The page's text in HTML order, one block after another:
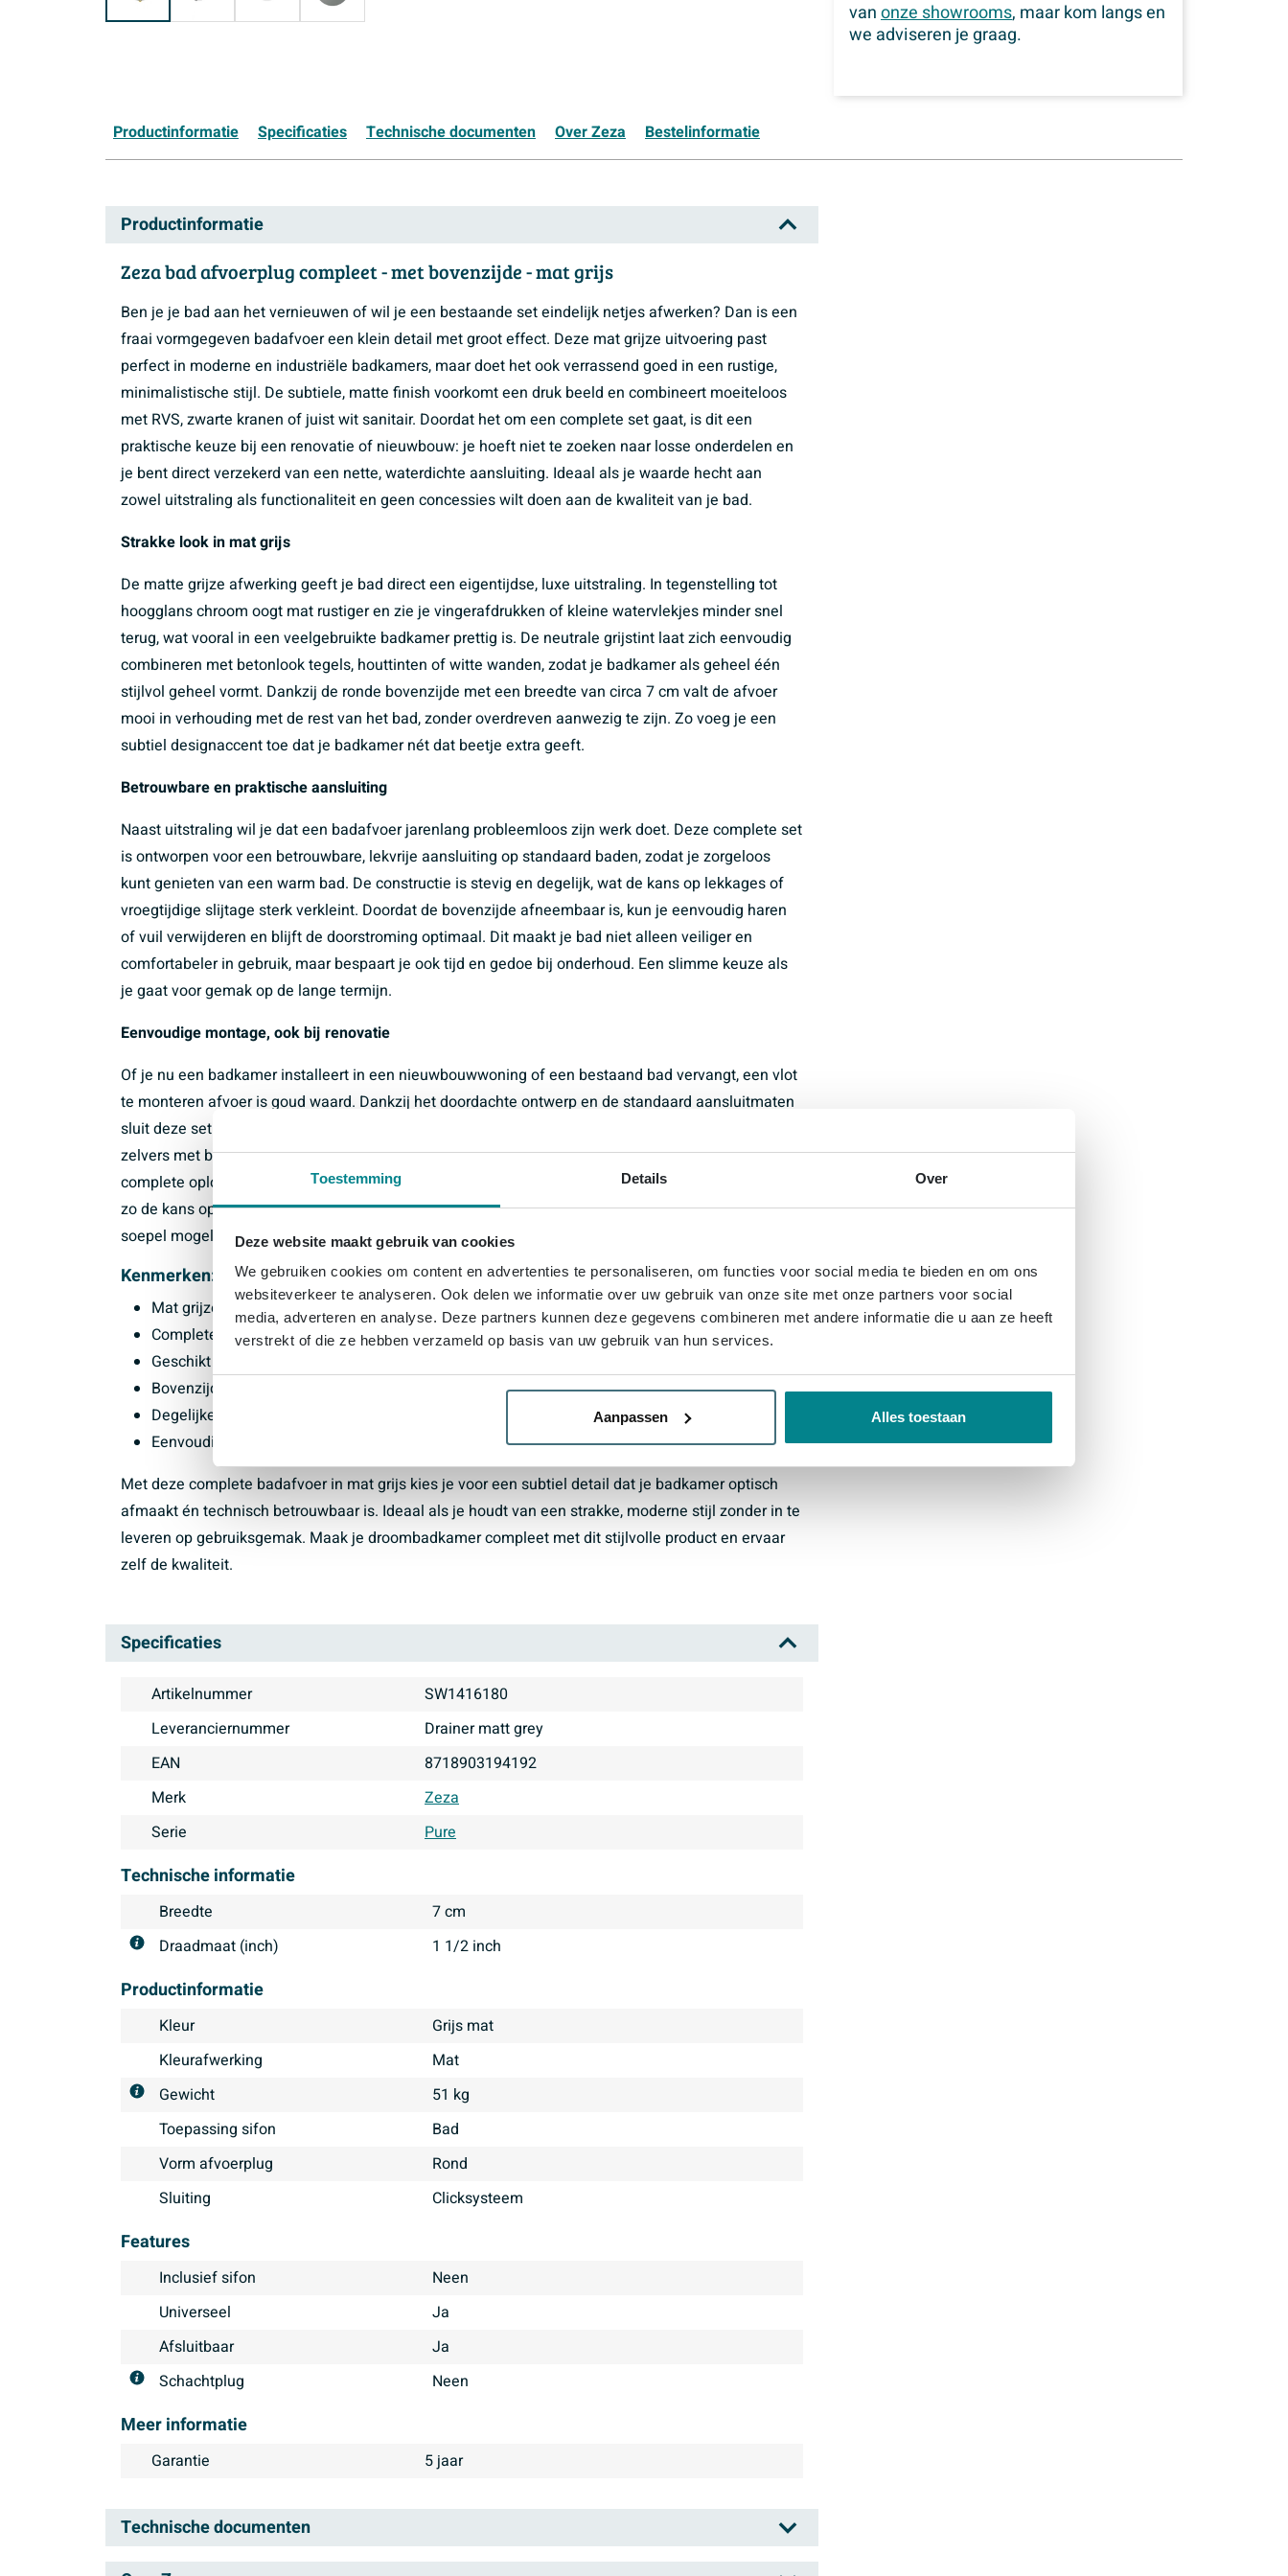
Toestemming Details Over
Deze website maakt gebruik van cookies
We gebruiken cookies om content en advertenties te personaliseren, om functies voor social media te bieden en om ons
websiteverkeer te analyseren. Ook delen we informatie over uw gebruik van onze site met onze partners voor social
media, adverteren en analyse. Deze partners kunnen deze gegevens combineren met andere informatie die u aan ze heeft
verstrekt of die ze hebben verzameld op basis van uw gebruik van hun services.
Aanpassen Alles toestaan
vanonze showrooms, maar kom langs en
we adviseren je graag.
Productinformatie Specificaties Technische documenten Over Zeza Bestelinformatie
Productinformatie
Zeza bad afvoerplug compleet - met bovenzijde - mat grijs
Ben je je bad aan het vernieuwen of wil je een bestaande set eindelijk netjes afwerken? Dan is een
fraai vormgegeven badafvoer een klein detail met groot effect. Deze mat grijze uitvoering past
perfect in moderne en industriële badkamers, maar doet het ook verrassend goed in een rustige,
minimalistische stijl. De subtiele, matte finish voorkomt een druk beeld en combineert moeiteloos
met RVS, zwarte kranen of juist wit sanitair. Doordat het om een complete set gaat, is dit een
praktische keuze bij een renovatie of nieuwbouw: je hoeft niet te zoeken naar losse onderdelen en
je bent direct verzekerd van een nette, waterdichte aansluiting. Ideaal als je waarde hecht aan
zowel uitstraling als functionaliteit en geen concessies wilt doen aan de kwaliteit van je bad.
Strakke look in mat grijs
De matte grijze afwerking geeft je bad direct een eigentijdse, luxe uitstraling. In tegenstelling tot
hoogglans chroom oogt mat rustiger en zie je vingerafdrukken of kleine watervlekjes minder snel
terug, wat vooral in een veelgebruikte badkamer prettig is. De neutrale grijstint laat zich eenvoudig
combineren met betonlook tegels, houttinten of witte wanden, zodat je badkamer als geheel één
stijlvol geheel vormt. Dankzij de ronde bovenzijde met een breedte van circa 7 cm valt de afvoer
mooi in verhouding met de rest van het bad, zonder overdreven aanwezig te zijn. Zo voeg je een
subtiel designaccent toe dat je badkamer nét dat beetje extra geeft.
Betrouwbare en praktische aansluiting
Naast uitstraling wil je dat een badafvoer jarenlang probleemloos zijn werk doet. Deze complete set
is ontworpen voor een betrouwbare, lekvrije aansluiting op standaard baden, zodat je zorgeloos
kunt genieten van een warm bad. De constructie is stevig en degelijk, wat de kans op lekkages of
vroegtijdige slijtage sterk verkleint. Doordat de bovenzijde afneembaar is, kun je eenvoudig haren
of vuil verwijderen en blijft de doorstroming optimaal. Dit maakt je bad niet alleen veiliger en
comfortabeler in gebruik, maar bespaart je ook tijd en gedoe bij onderhoud. Een slimme keuze als
je gaat voor gemak op de lange termijn.
Eenvoudige montage, ook bij renovatie
Of je nu een badkamer installeert in een nieuwbouwwoning of een bestaand bad vervangt, een vlot
te monteren afvoer is goud waard. Dankzij het doordachte ontwerp en de standaard aansluitmaten
sluit deze set naadloos aan op de meeste baden. Dat maakt hem geschikt voor zowel doe-het-
zelvers met basiservaring als voor de installateur die snel en netjes wil werken. Omdat het om een
complete oplossing gaat, hoef je niet te twijfelen of onderdelen wel op elkaar passen. Je verkleint
zo de kans op montagefouten en bespaart tijd tijdens de installatie. Handig als je de verbouwing zo
soepel mogelijk wilt laten verlopen.
Kenmerken:
Mat grijze bovenkant voor een moderne, rustige uitstraling in je bad
Complete set, zodat je direct een passende, waterdichte oplossing hebt
Geschikt voor standaard badafvoeren en eenvoudig te combineren met diverse baden
Bovenzijde met een breedte van circa 7 cm voor een nette, uitgebalanceerde look
Degelijke kwaliteit voor een duurzame, lekvrije aansluiting
Eenvoudig schoon te maken dankzij de afneembare bovenzijde
Met deze complete badafvoer in mat grijs kies je voor een subtiel detail dat je badkamer optisch
afmaakt én technisch betrouwbaar is. Ideaal als je houdt van een strakke, moderne stijl zonder in te
leveren op gebruiksgemak. Maak je droombadkamer compleet met dit stijlvolle product en ervaar
zelf de kwaliteit.
Specificaties
Artikelnummer
SW1416180
Leveranciernummer
drainer matt grey
EAN
8718903194192
Merk
Zeza
Serie
Pure
Technische informatie
Breedte
7 cm
Draadmaat (inch)
1 1/2 inch
Productinformatie
Kleur
Grijs mat
Kleurafwerking
mat
Gewicht
51 kg
Toepassing sifon
bad
Vorm afvoerplug
Rond
Sluiting
clicksysteem
Features
Inclusief sifon
Neen
Universeel
Ja
Afsluitbaar
Ja
Schachtplug
Neen
Meer informatie
Garantie 5 jaar
Technische documenten